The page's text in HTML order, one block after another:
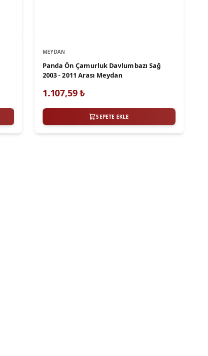
MEYDAN
Panda Ön Çamurluk Davlumbazı Sağ
2003 - 2011 Arası Meydan
1.107,59₺
SEPETE EKLE